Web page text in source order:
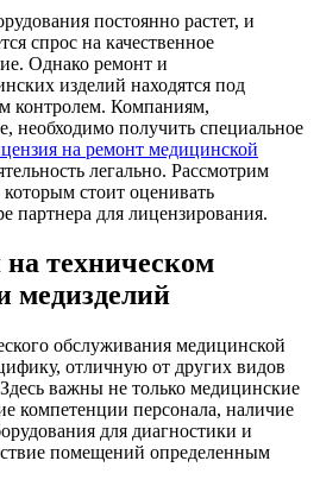
постоянно растет, и
спрос на качественное
Однако ремонт и
изделий находятся под
контролем. Компаниям,
необходимо получить специальное
на ремонт медицинской
легально. Рассмотрим
стоит оценивать
партнера для лицензирования.
техническом
медизделий
обслуживания медицинской
отличную от других видов
важны не только медицинские
компетенции персонала, наличие
для диагностики и
помещений определенным